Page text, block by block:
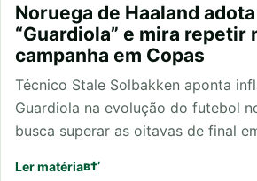
Noruega de Haaland
“Guardiola” e mira repetir
campanha em Copas
Técnico Stale Solbakken aponta
Guardiola na evolução do futebol
busca superar as oitavas de final
Ler matéria